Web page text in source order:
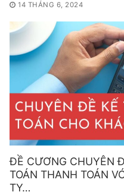
14 THÁNG 6, 2024
ĐỀ CƯƠNG CHUYÊN
TOÁN THANH TOÁN
TY…